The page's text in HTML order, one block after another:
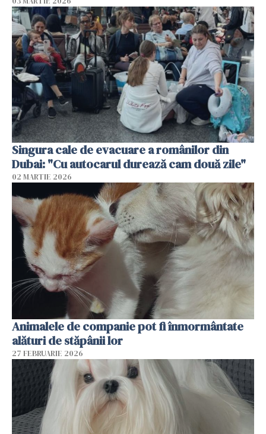
Singura cale de evacuare a românilor din
Dubai: "Cu autocarul durează cam două zile"
02 MARTIE 2026
Animalele de companie pot fi înmormântate
alături de stăpânii lor
27 FEBRUARIE 2026